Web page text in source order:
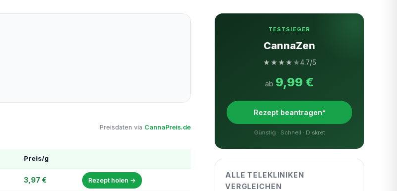
Preisdaten via CannaPreis.de
Preis/g
3,97 € Rezept holen →
TESTSIEGER
CannaZen
★★★★ ★4.7/5
ab 9,99 €
Rezept beantragen*
Günstig · Schnell · Diskret
ALLE TELEKLINIKEN
VERGLEICHEN